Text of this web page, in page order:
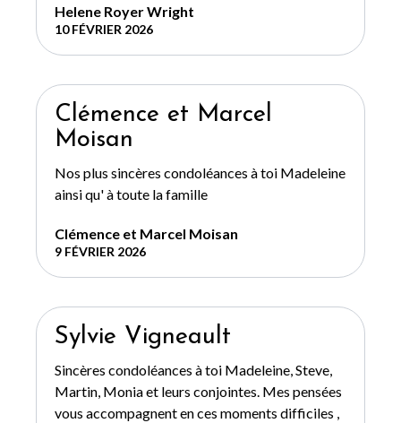
Helene Royer Wright
10 FÉVRIER 2026
Clémence et Marcel
Moisan
Nos plus sincères condoléances à toi Madeleine
ainsi qu' à toute la famille
Clémence et Marcel Moisan
9 FÉVRIER 2026
Sylvie Vigneault
Sincères condoléances à toi Madeleine, Steve,
Martin, Monia et leurs conjointes. Mes pensées
vous accompagnent en ces moments difficiles ,